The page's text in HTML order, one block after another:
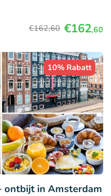
€162,60 €162,60
10% Rabatt
ontbijt in Amsterdam